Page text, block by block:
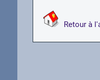
Retour à